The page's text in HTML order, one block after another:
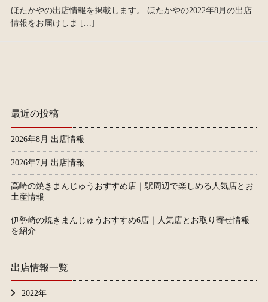
ほたかやの出店情報を掲載します。 ほたかやの2022年8月の出店
情報をお届けしま […]
最近の投稿
2026年8月 出店情報
2026年7月 出店情報
高崎の焼きまんじゅうおすすめ店｜駅周辺で楽しめる人気店とお
土産情報
伊勢崎の焼きまんじゅうおすすめ6店｜人気店とお取り寄せ情報
を紹介
出店情報一覧
2022年